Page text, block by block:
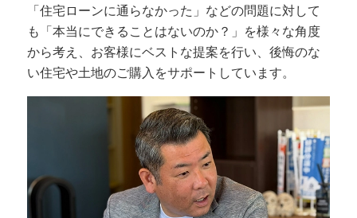
「住宅ローンに通らなかった」などの問題に対して
も「本当にできることはないのか？」を様々な角度
から考え、お客様にベストな提案を行い、後悔のな
い住宅や土地のご購入をサポートしています。